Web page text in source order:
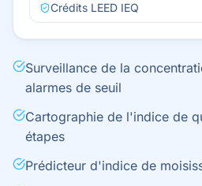
Crédits LEED IEQ
Surveillance de la
alarmes de seuil
Cartographie de l'indice de
étapes
Prédicteur d'indice de